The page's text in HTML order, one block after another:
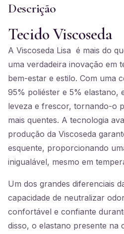
Descrição
Tecido Viscoseda
A Viscoseda Lisa é mais do
uma verdadeira inovação em
bem-estar e estilo. Com uma
95% poliéster e 5% elastano,
leveza e frescor, tornando-o
mais quentes. A tecnologia
produção da Viscoseda
esquente, proporcionando
inigualável, mesmo em
Um dos grandes diferenciais
capacidade de neutralizar
confortável e confiante
disso, o elastano presente na